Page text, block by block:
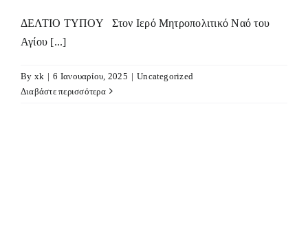
ΔΕΛΤΙΟ ΤΥΠΟΥ Στον Ιερό Μητροπολιτικό Ναό του
Αγίου [...]
By xk | 6 Ιανουαρίου, 2025 | Uncategorized
Διαβάστε περισσότερα